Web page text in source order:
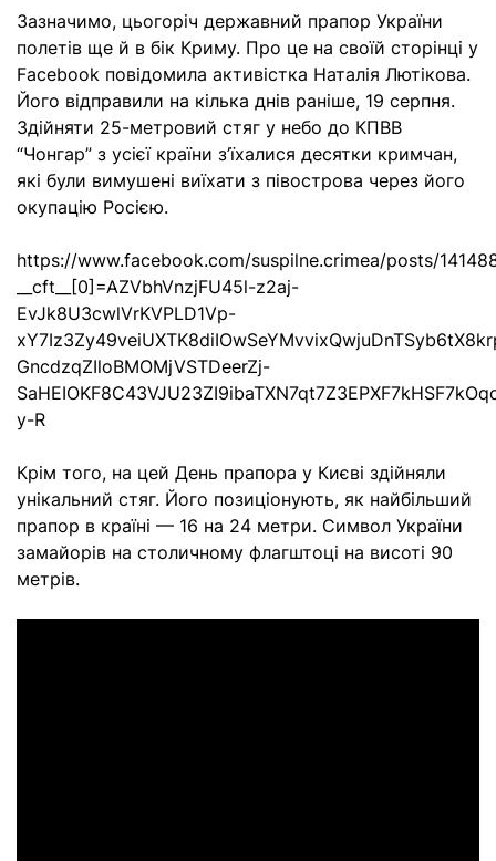
Зазначимо, цьогоріч державний прапор України
полетів ще й в бік Криму. Про це на своїй сторінці у
Facebook повідомила активістка Наталія Лютікова.
Його відправили на кілька днів раніше, 19 серпня.
Здійняти 25-метровий стяг у небо до КПВВ
“Чонгар” з усієї країни з’їхалися десятки кримчан,
які були вимушені виїхати з півострова через його
окупацію Росією.
https://www.facebook.com/suspilne.crimea/posts/
__cft__[0]=AZVbhVnzjFU45l-z2aj-
EvJk8U3cwlVrKVPLD1Vp-
GncdzqZIloBMOMjVSTDeerZj-
y-R
Крім того, на цей День прапора у Києві здійняли
унікальний стяг. Його позиціонують, як найбільший
прапор в країні — 16 на 24 метри. Символ України
замайорів на столичному флагштоці на висоті 90
метрів.